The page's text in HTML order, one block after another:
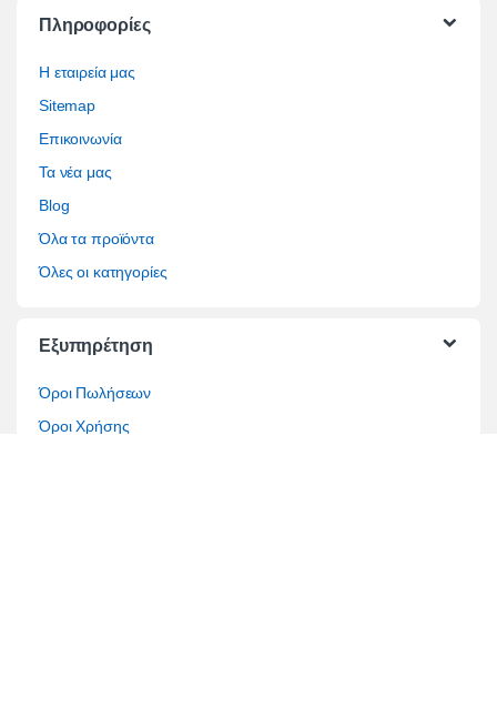
Πληροφορίες
Η εταιρεία μας
Sitemap
Επικοινωνία
Τα νέα μας
Blog
Όλα τα προϊόντα
Όλες οι κατηγορίες
Εξυπηρέτηση
Όροι Πωλήσεων
Όροι Χρήσης